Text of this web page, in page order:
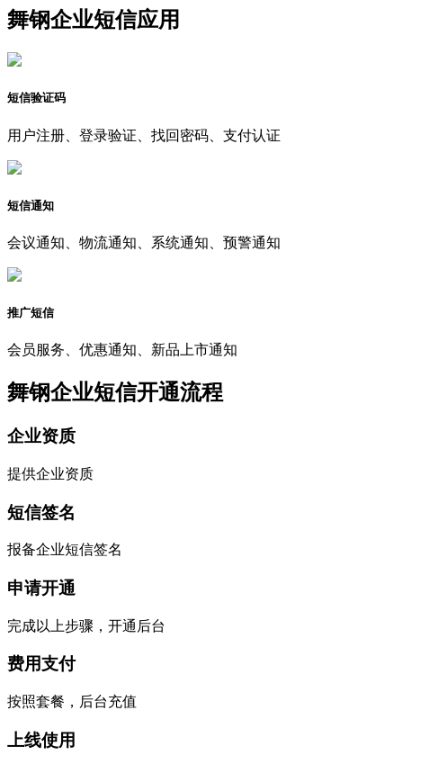
舞钢企业短信应用
短信验证码
用户注册、登录验证、找回密码、支付认证
短信通知
会议通知、物流通知、系统通知、预警通知
推广短信
会员服务、优惠通知、新品上市通知
舞钢企业短信开通流程
企业资质
提供企业资质
短信签名
报备企业短信签名
申请开通
完成以上步骤，开通后台
费用支付
按照套餐，后台充值
上线使用